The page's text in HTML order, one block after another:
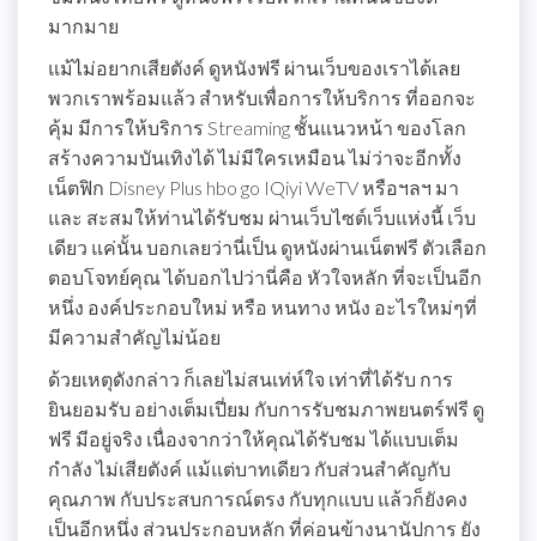
มากมาย
แม้ไม่อยากเสียตังค์ ดูหนังฟรี ผ่านเว็บของเราได้เลย
พวกเราพร้อมแล้ว สำหรับเพื่อการให้บริการ ที่ออกจะ
คุ้ม มีการให้บริการ Streaming ชั้นแนวหน้า ของโลก
สร้างความบันเทิงได้ ไม่มีใครเหมือน ไม่ว่าจะอีกทั้ง
เน็ตฟิก Disney Plus hbo go IQiyi WeTV หรือฯลฯ มา
และ สะสมให้ท่านได้รับชม ผ่านเว็บไซต์เว็บแห่งนี้ เว็บ
เดียว แค่นั้น บอกเลยว่านี่เป็น ดูหนังผ่านเน็ตฟรี ตัวเลือก
ตอบโจทย์คุณ ได้บอกไปว่านี่คือ หัวใจหลัก ที่จะเป็นอีก
หนึ่ง องค์ประกอบใหม่ หรือ หนทาง หนัง อะไรใหม่ๆที่
มีความสำคัญไม่น้อย
ด้วยเหตุดังกล่าว ก็เลยไม่สนเท่ห์ใจ เท่าที่ได้รับ การ
ยินยอมรับ อย่างเต็มเปี่ยม กับการรับชมภาพยนตร์ฟรี ดู
ฟรี มีอยู่จริง เนื่องจากว่าให้คุณได้รับชม ได้แบบเต็ม
กำลัง ไม่เสียตังค์ แม้แต่บาทเดียว กับส่วนสำคัญกับ
คุณภาพ กับประสบการณ์ตรง กับทุกแบบ แล้วก็ยังคง
เป็นอีกหนึ่ง ส่วนประกอบหลัก ที่ค่อนข้างนานัปการ ยัง